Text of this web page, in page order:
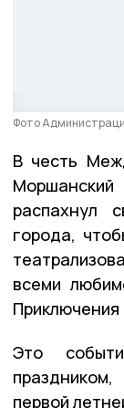
Фото
В честь
распахнул
города,
всеми
Приключения
Это
первой